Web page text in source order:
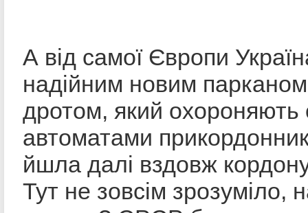
А від самої Європи
надійним новим
дротом, який охороняють
автоматами
йшла далі вздовж
Тут не зовсім зрозуміло,